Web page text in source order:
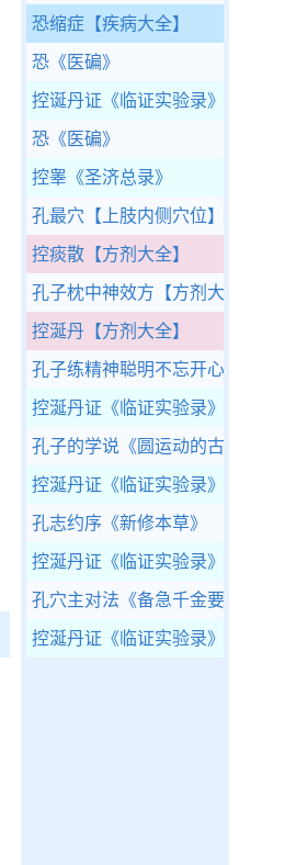
恐缩症 【疾病大全】
恐 《医碥》
控诞丹证 《临证实验录》
恐 《医碥》
控睾 《圣济总录》
孔最穴 【上肢内侧穴位】
控痰散 【方剂大全】
孔子枕中神效方 【方剂大全】
控涎丹 【方剂大全】
孔子练精神聪明不忘开心方
控涎丹证 《临证实验录》
孔子的学说 《圆运动的古中医学》
控涎丹证 《临证实验录》
孔志约序 《新修本草》
控涎丹证 《临证实验录》
孔穴主对法 《备急千金要方》
控涎丹证 《临证实验录》